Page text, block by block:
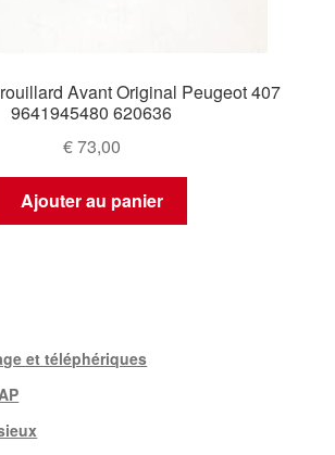
Avant Original Peugeot 407
9641945480 620636
€73,00
Ajouter au panier
et téléphériques